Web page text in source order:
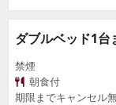
ダブルベッド1台
禁煙
朝食付
期限までキャンセル